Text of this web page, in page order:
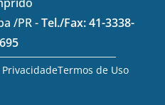
/PR -Tel./Fax: 41-3338-
Termos de Uso